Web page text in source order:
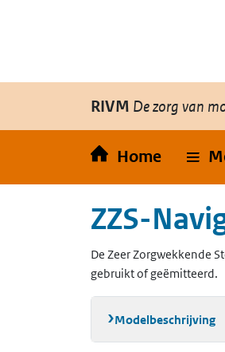
RIVM De zorg van
Home
ZZS-
De Zeer Zorgwekkende
gebruikt of geëmitteerd.
Modelbeschrijving